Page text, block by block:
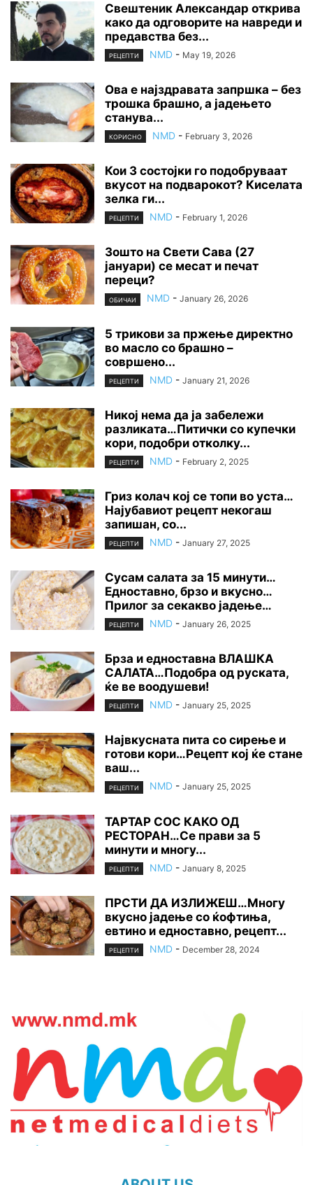
Свештеник Александар открива
како да одговорите на навреди и
предавства без...
РЕЦЕПТИ NMD - May 19, 2026
Ова е најздравата запршка – без
трошка брашно, а јадењето
станува...
КОРИСНО NMD - February 3, 2026
Кои 3 состојки го подобруваат
вкусот на подварокот? Киселата
зелка ги...
РЕЦЕПТИ NMD - February 1, 2026
Зошто на Свети Сава (27
јануари) се месат и печат
переци?
ОБИЧАИ NMD - January 26, 2026
5 трикови за пржење директно
во масло со брашно –
совршено...
РЕЦЕПТИ NMD - January 21, 2026
Никој нема да ја забележи
разликата…Питички со купечки
кори, подобри отколку...
РЕЦЕПТИ NMD - February 2, 2025
Гриз колач кој се топи во уста…
Најубавиот рецепт некогаш
запишан, со...
РЕЦЕПТИ NMD - January 27, 2025
Сусам салата за 15 минути…
Едноставно, брзо и вкусно…
Прилог за секакво јадење…
РЕЦЕПТИ NMD - January 26, 2025
Брза и едноставна ВЛАШКА
САЛАТА…Подобра од руската,
ќе ве воодушеви!
РЕЦЕПТИ NMD - January 25, 2025
Највкусната пита со сирење и
готови кори…Рецепт кој ќе стане
ваш...
РЕЦЕПТИ NMD - January 25, 2025
ТАРТАР СОС КАКО ОД
РЕСТОРАН…Се прави за 5
минути и многу...
РЕЦЕПТИ NMD - January 8, 2025
ПРСТИ ДА ИЗЛИЖЕШ…Многу
вкусно јадење со ќофтиња,
евтино и едноставно, рецепт...
РЕЦЕПТИ NMD - December 28, 2024